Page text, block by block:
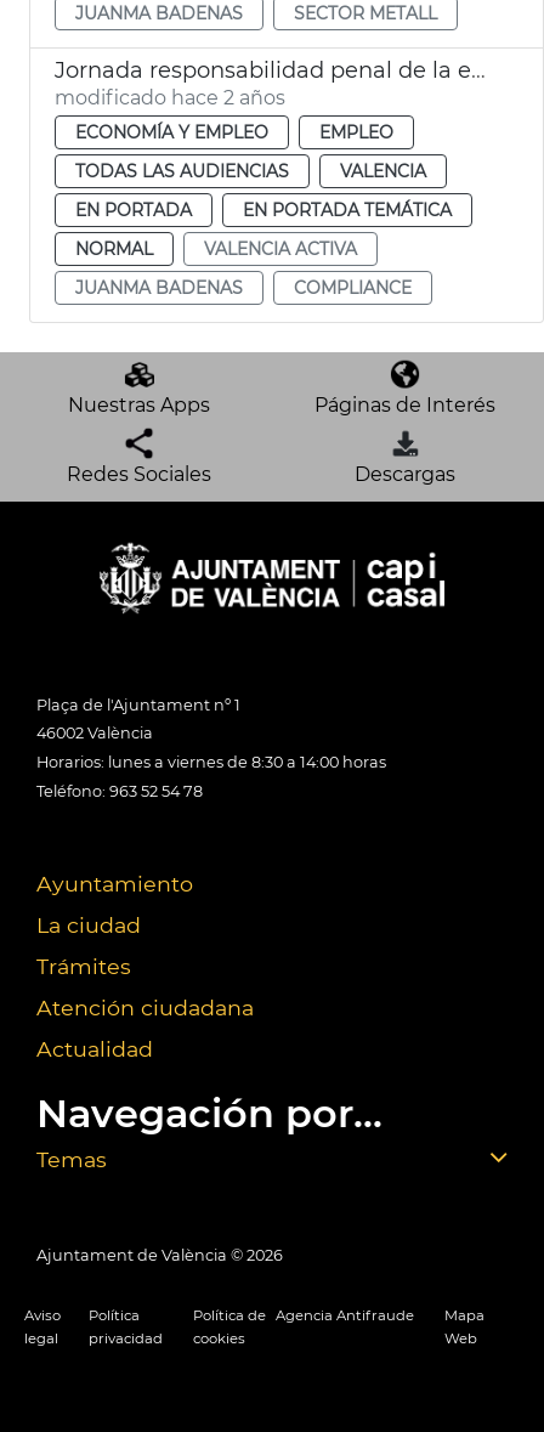
JUANMA BADENAS
SECTOR METALL
Jornada responsabilidad penal de la empresa
modificado hace 2 años
ECONOMÍA Y EMPLEO
EMPLEO
TODAS LAS AUDIENCIAS
VALENCIA
EN PORTADA
EN PORTADA TEMÁTICA
NORMAL
VALENCIA ACTIVA
JUANMA BADENAS
COMPLIANCE
Nuestras Apps Páginas de Interés
Redes Sociales Descargas
Plaça de l'Ajuntament nº 1
46002 València
Horarios: lunes a viernes de 8:30 a 14:00 horas
Teléfono: 963 52 54 78
Ayuntamiento
La ciudad
Trámites
Atención ciudadana
Actualidad
Navegación por...
Temas
Ajuntament de València © 2026
Aviso
legal
Política
privacidad
Política de
cookies
Agencia Antifraude
Mapa
Web